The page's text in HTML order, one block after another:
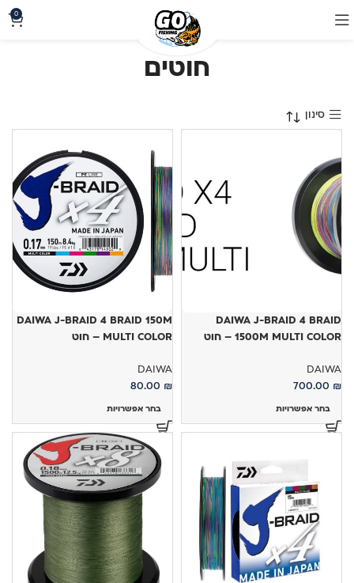
0
חוטים
סינון
DAIWA J-BRAID 4 BRAID
1500M MULTI COLOR – חוט
DAIWA
700.00 ₪
בחר אפשרויות
DAIWA J-BRAID 4 BRAID 150M
MULTI COLOR – חוט
DAIWA
80.00 ₪
בחר אפשרויות